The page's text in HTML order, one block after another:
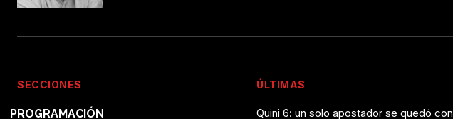
SECCIONES
PROGRAMACIÓN
ÚLTIMAS
Quini 6: un solo apostador se quedó con